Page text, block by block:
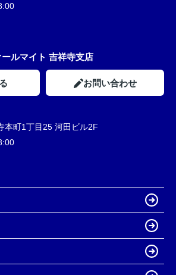
ールマイト 吉祥寺支店
お問い合わせ
本町1丁目25 河田ビル2F